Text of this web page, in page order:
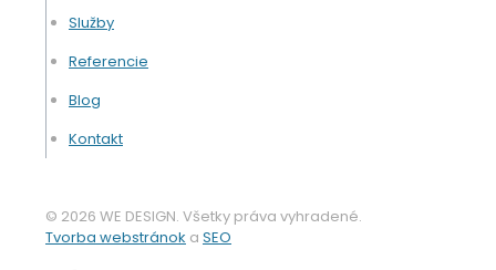
Služby
Referencie
Blog
Kontakt
© 2026 WE DESIGN. Všetky práva vyhradené.
Tvorba webstránok a SEO